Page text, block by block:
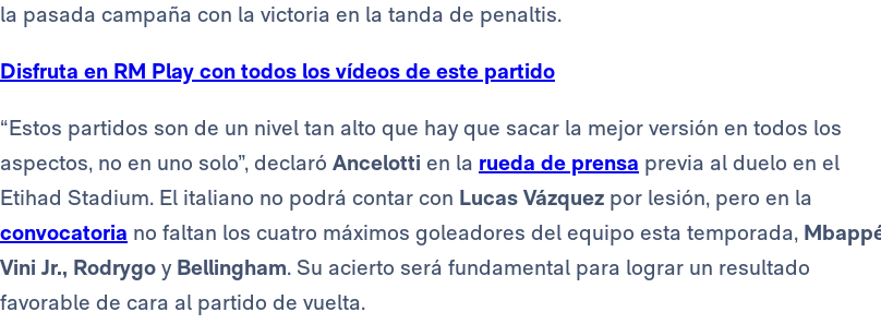
la pasada campaña con la victoria en la tanda de penaltis.
Disfruta en RM Play con todos los vídeos de este partido
“Estos partidos son de un nivel tan alto que hay que sacar la mejor versión en todos los
aspectos, no en uno solo”, declaró Ancelotti en la rueda de prensa previa al duelo en el
Etihad Stadium. El italiano no podrá contar con Lucas Vázquez por lesión, pero en la
convocatoria no faltan los cuatro máximos goleadores del equipo esta temporada,
Vini Jr., Rodrygo y Bellingham. Su acierto será fundamental para lograr un resultado
favorable de cara al partido de vuelta.